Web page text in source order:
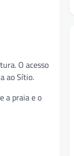
O acesso
ao Sítio.
a praia e o